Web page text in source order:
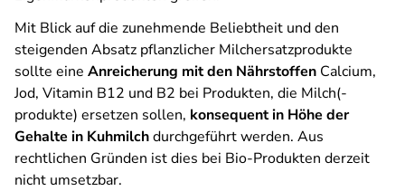
Mit Blick auf die zunehmende Beliebtheit und den
steigenden Absatz pflanzlicher Milchersatzprodukte
sollte eine Anreicherung mit den Nährstoffen Calcium,
Jod, Vitamin B12 und B2 bei Produkten, die Milch(-
produkte) ersetzen sollen, konsequent in Höhe der
Gehalte in Kuhmilchdurchgeführt werden. Aus
rechtlichen Gründen ist dies bei Bio-Produkten derzeit
nicht umsetzbar.